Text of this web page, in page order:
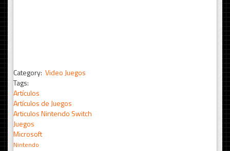
Category: Video Juegos
Tags:
Artículos
Artículos de Juegos
Articulos Nintendo Switch
Juegos
Microsoft
Nintendo